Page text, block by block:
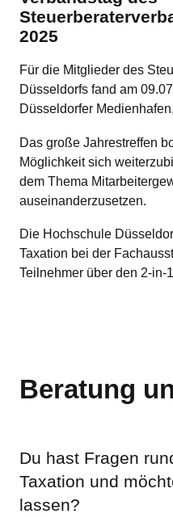
2025
Für die Mitglieder des
Düsseldorfs fand am
Düsseldorfer
Das große Jahrestreffen
Möglichkeit sich
dem Thema
auseinanderzusetzen.
Die Hochschule
Taxation bei der
Teilnehmer über den 2-in-
Beratung
Du hast Fragen
Taxation und
lassen?